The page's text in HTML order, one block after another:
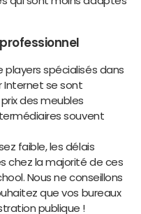
players spécialisés dans
Internet se sont
des meubles
souvent
faible, les délais
chez la majorité de ces
Nous ne conseillons
que vos bureaux
publique !